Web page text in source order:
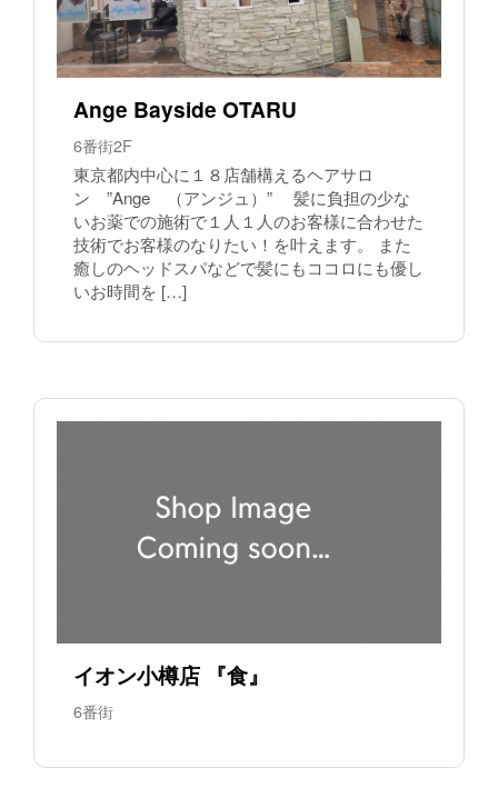
Ange Bayside OTARU
6番街2F
東京都内中心に１８店舗構えるヘアサロ
ン ”Ange （アンジュ）” 髪に負担の少な
いお薬での施術で１人１人のお客様に合わせた
技術でお客様のなりたい！を叶えます。 また
癒しのヘッドスパなどで髪にもココロにも優し
いお時間を […]
イオン小樽店 『食』
6番街